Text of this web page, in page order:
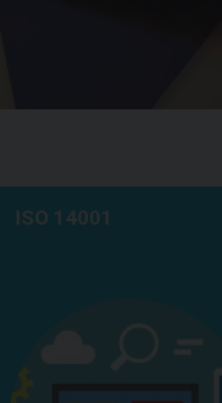
ISO 14001